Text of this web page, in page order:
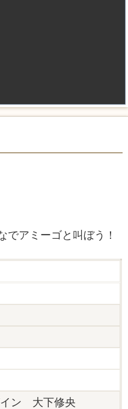
アミーゴと叫ぼう！
イン 大下修央